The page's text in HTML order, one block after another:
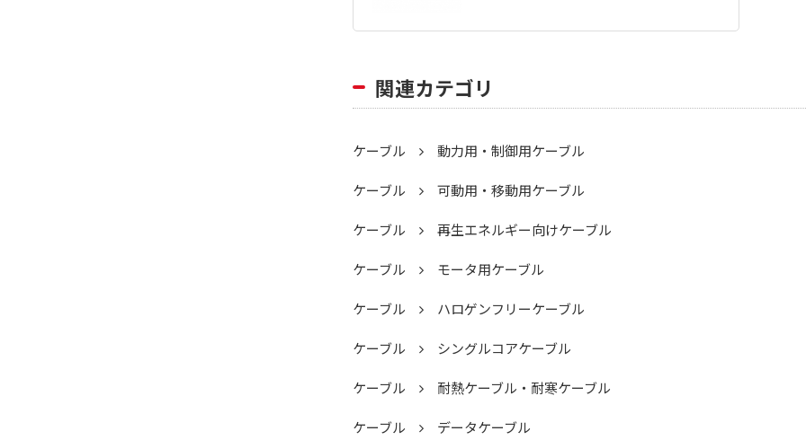
関連カテゴリ
ケーブル 動力用・制御用ケーブル
ケーブル 可動用・移動用ケーブル
ケーブル 再生エネルギー向けケーブル
ケーブル モータ用ケーブル
ケーブル ハロゲンフリーケーブル
ケーブル シングルコアケーブル
ケーブル 耐熱ケーブル・耐寒ケーブル
ケーブル データケーブル